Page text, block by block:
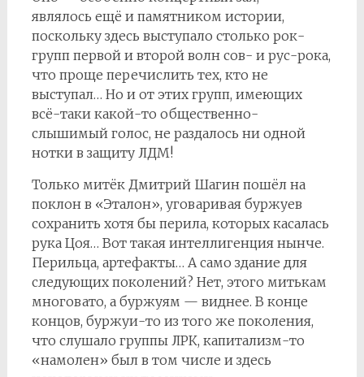
являлось ещё и памятником истории,
поскольку здесь выступало столько рок-
групп первой и второй волн сов- и рус-рока,
что проще перечислить тех, кто не
выступал… Но и от этих групп, имеющих
всё-таки какой-то общественно-
слышимый голос, не раздалось ни одной
нотки в защиту ЛДМ!
Только митёк Дмитрий Шагин пошёл на
поклон в «Эталон», уговаривая буржуев
сохранить хотя бы перила, которых касалась
рука Цоя… Вот такая интеллигенция нынче.
Перильца, артефакты… А само здание для
следующих поколений? Нет, этого митькам
многовато, а буржуям — виднее. В конце
концов, буржуи-то из того же поколения,
что слушало группы ЛРК, капитализм-то
«намолен» был в том числе и здесь